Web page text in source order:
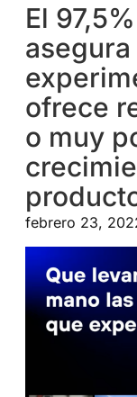
El
ofrece
o muy
febrero 23,